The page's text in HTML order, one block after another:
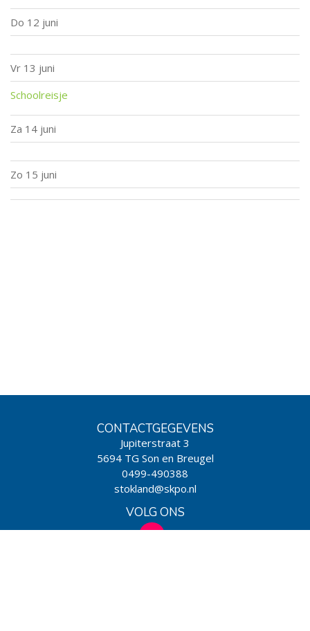
Do 12 juni
Vr 13 juni
Schoolreisje
Za 14 juni
Zo 15 juni
CONTACTGEGEVENS
Jupiterstraat 3
5694 TG Son en Breugel
0499-490388
stokland@skpo.nl
VOLG ONS